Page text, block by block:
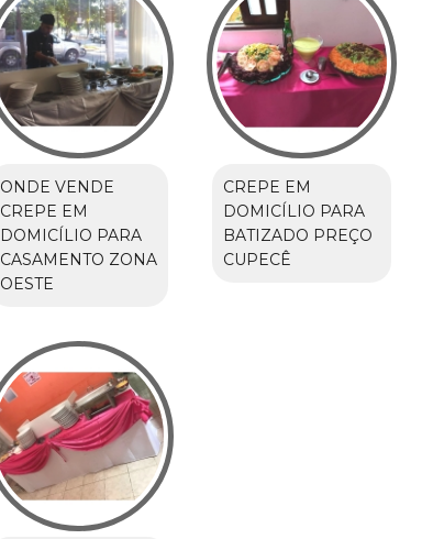
ONDE VENDE
CREPE EM
DOMICÍLIO PARA
CASAMENTO ZONA
OESTE
CREPE EM
DOMICÍLIO PARA
BATIZADO PREÇO
CUPECÊ